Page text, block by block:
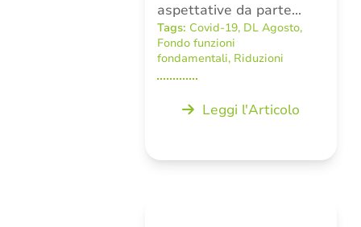
aspettative da parte…
Tags: Covid-19, DL Agosto,
Fondo funzioni
fondamentali, Riduzioni
Leggi l'Articolo